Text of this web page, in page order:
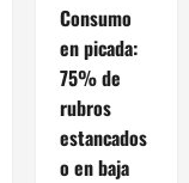
Consumo
en picada:
75% de
rubros
estancados
o en baja